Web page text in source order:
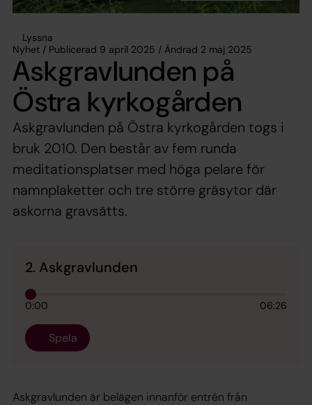
Lyssna
Nyhet / Publicerad 9 april 2025 / Ändrad 2 maj 2025
Askgravlunden på
Östra kyrkogården
Askgravlunden på Östra kyrkogården togs i
bruk 2010. Den består av fem runda
meditationsplatser med höga pelare för
namnplaketter och tre större gräsytor där
askorna gravsätts.
2. Askgravlunden
0:00 06:26
Spela
Askgravlunden är belägen innanför entrén från